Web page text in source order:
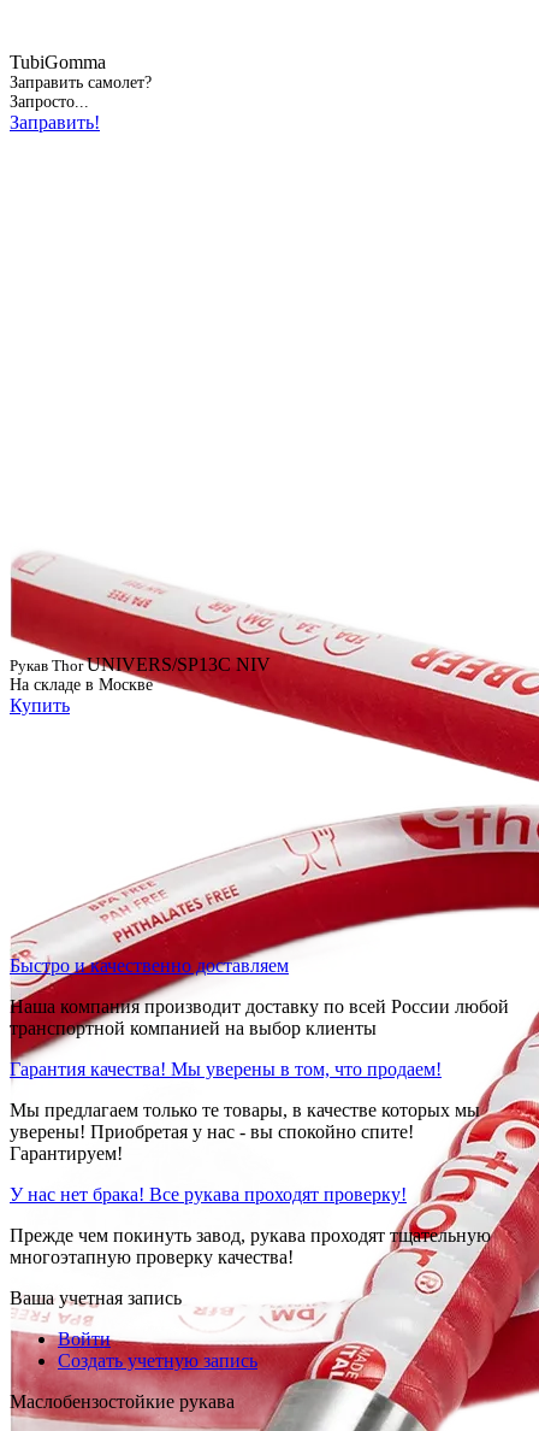
TubiGomma
Заправить самолет?
Запросто...
Заправить!
Рукав ThorUNIVERS/SP13C NIV
На складе в Москве
Купить
Быстро и качественно доставляем
Наша компания производит доставку по всей России любой
транспортной компанией на выбор клиенты
Гарантия качества! Мы уверены в том, что продаем!
Мы предлагаем только те товары, в качестве которых мы
уверены! Приобретая у нас - вы спокойно спите!
Гарантируем!
У нас нет брака! Все рукава проходят проверку!
Прежде чем покинуть завод, рукава проходят тщательную
многоэтапную проверку качества!
Ваша учетная запись
Войти
Создать учетную запись
Маслобензостойкие рукава